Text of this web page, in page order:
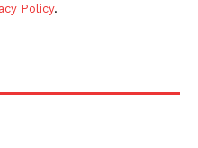
Policy.